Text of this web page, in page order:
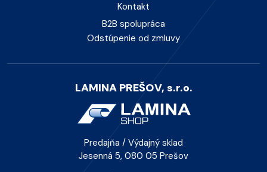
Kontakt
B2B spolupráca
Odstúpenie od zmluvy
LAMINA PREŠOV, s.r.o.
Predajňa / Výdajný sklad
Jesenná 5, 080 05 Prešov